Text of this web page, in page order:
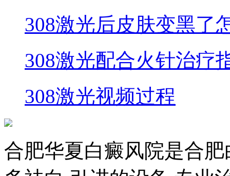
308激光后皮肤变黑了
308激光配合火针治疗
308激光视频过程
合肥华夏白癜风院是合